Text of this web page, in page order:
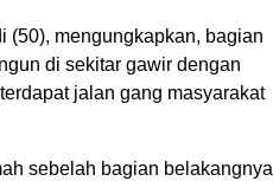
(50), mengungkapkan, bagian
di sekitar gawir dengan
jalan gang masyarakat
sebelah bagian belakangnya